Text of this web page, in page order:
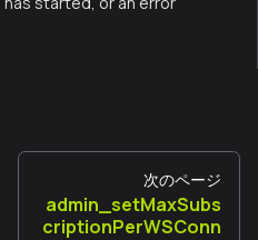
次のページ
admin_setMaxSubs
criptionPerWSConn